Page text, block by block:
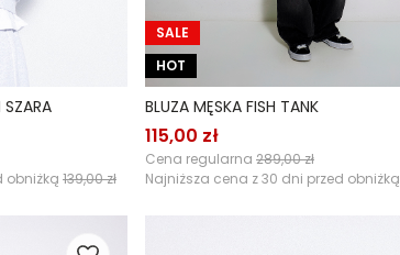
SZARA
obniżką 139,00 zł
SALE
HOT
BLUZA MĘSKA FISH TANK
115,00 zł
Cena regularna 289,00 zł
Najniższa cena z 30 dni przed obniżką